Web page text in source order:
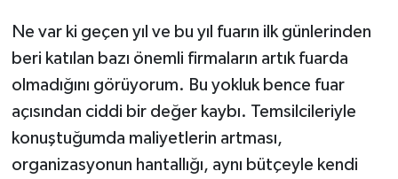
Ne var ki geçen yıl ve bu yıl fuarın ilk günlerinden
beri katılan bazı önemli firmaların artık fuarda
olmadığını görüyorum. Bu yokluk bence fuar
açısından ciddi bir değer kaybı. Temsilcileriyle
konuştuğumda maliyetlerin artması,
organizasyonun hantallığı, aynı bütçeyle kendi